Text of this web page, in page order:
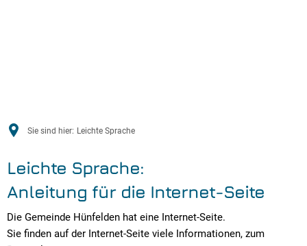
Sie sind hier: Leichte Sprache
Leichte Sprache:
Anleitung für die Internet-Seite
Die Gemeinde Hünfelden hat eine Internet-Seite.
Sie finden auf der Internet-Seite viele Informationen, zum